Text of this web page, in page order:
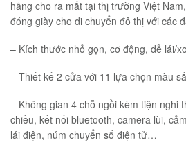
hãng cho ra mắt tại thị trường Việt
đóng giày cho di chuyển đô thị với các
– Kích thước nhỏ gọn, cơ động, dễ lái/
– Thiết kế 2 cửa với 11 lựa chọn màu
– Không gian 4 chỗ ngồi kèm tiện nghi
chiều, kết nối bluetooth, camera lùi,
lái điện, núm chuyển số điện tử…